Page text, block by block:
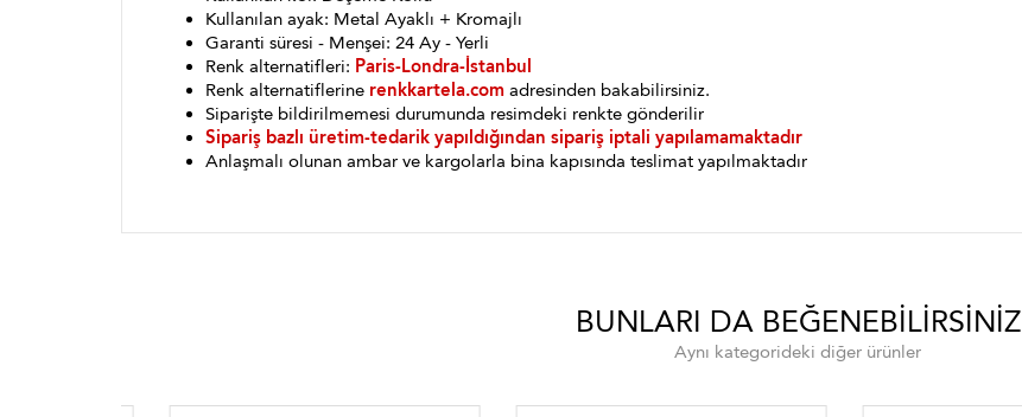
Kullanılan ayak: Metal Ayaklı + Kromajlı
Garanti süresi - Menşei: 24 Ay - Yerli
Renk alternatifleri: Paris-Londra-İstanbul
Renk alternatiflerine renkkartela.com adresinden bakabilirsiniz.
Siparişte bildirilmemesi durumunda resimdeki renkte gönderilir
Sipariş bazlı üretim-tedarik yapıldığından sipariş iptali yapılamamaktadır
Anlaşmalı olunan ambar ve kargolarla bina kapısında teslimat yapılmaktadır
BUNLARI DA BEĞENEBILIRSINIZ
Aynı kategorideki diğer ürünler